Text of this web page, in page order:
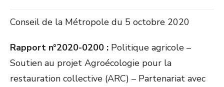
Conseil de la Métropole du 5 octobre 2020
Rapport n°2020-0200 : Politique agricole –
Soutien au projet Agroécologie pour la
restauration collective (ARC) – Partenariat avec